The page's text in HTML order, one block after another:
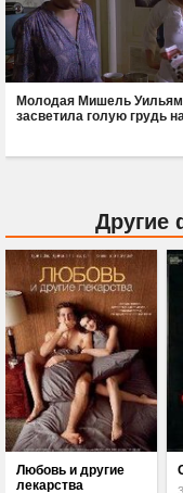
Молодая Мишель
засветила голую грудь
Другие
Любовь и другие
лекарства